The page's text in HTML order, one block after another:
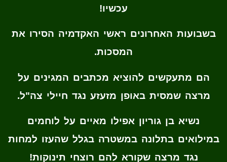
עכשיו!
בשבועות האחרונים ראשי האקדמיה הסירו את
המסכות.
הם מתעקשים להוציא מכתבים המגינים על
מרצה שמסית באופן מזעזע נגד חיילי צה"ל.
נשיא בן גוריון אפילו מאיים על לוחמים
במילואים בתלונה במשטרה בגלל שהעזו למחות
נגד מרצה שקורא להם רוצחי תינוקות!